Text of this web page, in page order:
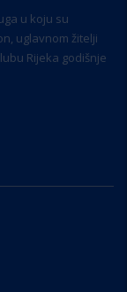
u koju su
uglavnom žitelji
Rijeka godišnje